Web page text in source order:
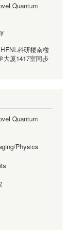
Quantum
科研楼南楼
大厦1417室同步
Quantum
Physics